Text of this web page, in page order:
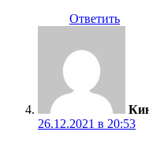
Ответить
26.12.2021 в 20:53